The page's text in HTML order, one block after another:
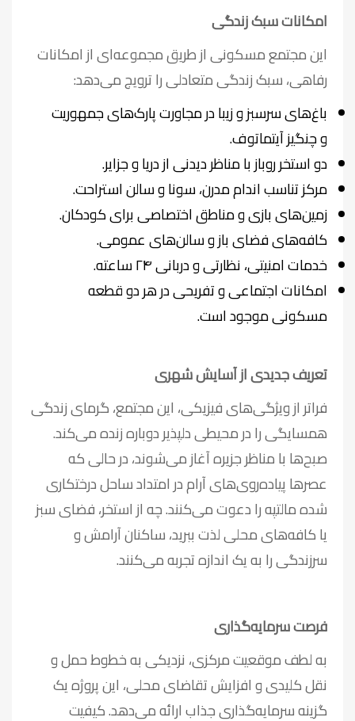
امکانات سبک زندگی
این مجتمع مسکونی از طریق مجموعه‌ای از امکانات
رفاهی، سبک زندگی متعادلی را ترویج می‌دهد:
باغ‌های سرسبز و زیبا در مجاورت پارک‌های جمهوریت
و چنگیز آیتماتوف.
دو استخر روباز با مناظر دیدنی از دریا و جزایر.
مرکز تناسب اندام مدرن، سونا و سالن استراحت.
زمین‌های بازی و مناطق اختصاصی برای کودکان.
کافه‌های فضای باز و سالن‌های عمومی.
خدمات امنیتی، نظارتی و دربانی ۲۴ ساعته.
امکانات اجتماعی و تفریحی در هر دو قطعه
مسکونی موجود است.
تعریف جدیدی از آسایش شهری
فراتر از ویژگی‌های فیزیکی، این مجتمع، گرمای زندگی
همسایگی را در محیطی دلپذیر دوباره زنده می‌کند.
صبح‌ها با مناظر جزیره آغاز می‌شوند، در حالی که
عصرها پیاده‌روی‌های آرام در امتداد ساحل درختکاری
شده مالتپه را دعوت می‌کنند. چه از استخر، فضای سبز
یا کافه‌های محلی لذت ببرید، ساکنان آرامش و
سرزندگی را به یک اندازه تجربه می‌کنند.
فرصت سرمایه‌گذاری
به لطف موقعیت مرکزی، نزدیکی به خطوط حمل و
نقل کلیدی و افزایش تقاضای محلی، این پروژه یک
گزینه سرمایه‌گذاری جذاب ارائه می‌دهد. کیفیت